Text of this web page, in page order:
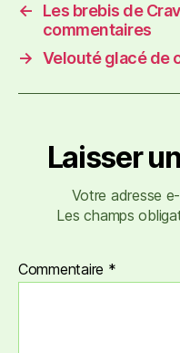
←
Les brebis de
commentaires
→ Velouté glacé de
Laisser
Votre adresse
Les champs
Commentaire *